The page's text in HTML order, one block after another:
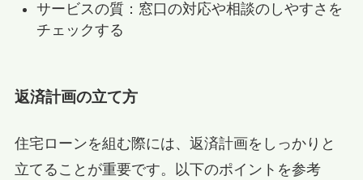
サービスの質：窓口の対応や相談のしやすさを
チェックする
返済計画の立て方
住宅ローンを組む際には、返済計画をしっかりと
立てることが重要です。以下のポイントを参考